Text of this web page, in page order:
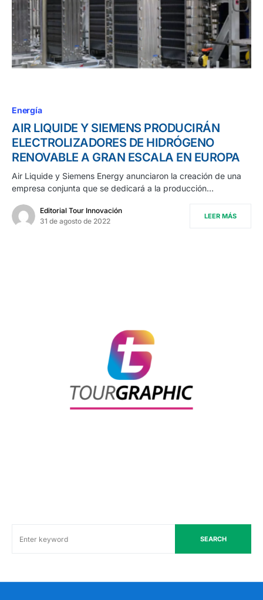
Energía
AIR LIQUIDE Y SIEMENS PRODUCIRÁN
ELECTROLIZADORES DE HIDRÓGENO
RENOVABLE A GRAN ESCALA EN EUROPA
Air Liquide y Siemens Energy anunciaron la creación de una
empresa conjunta que se dedicará a la producción…
Editorial Tour Innovación
31 de agosto de 2022
LEER MÁS
SEARCH